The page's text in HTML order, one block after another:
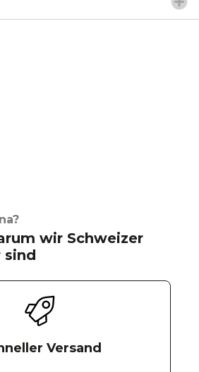
wir Schweizer
sind
Versand